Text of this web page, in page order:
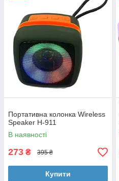
Портативна колонка Wireless
Speaker H-911
В наявності
273 ₴ 395 ₴
Купити